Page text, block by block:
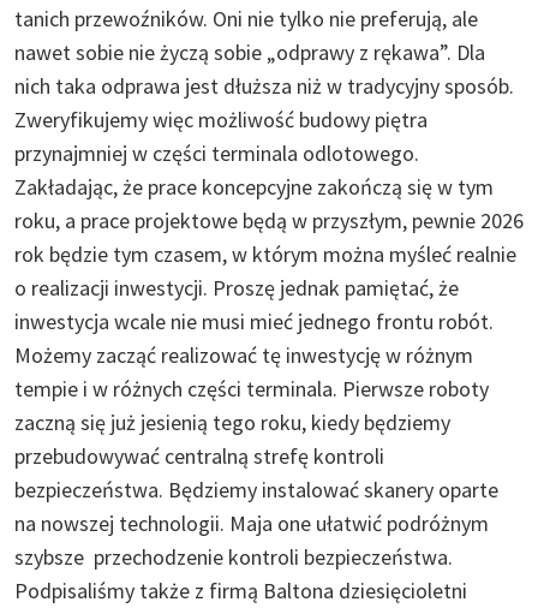
tanich przewoźników. Oni nie tylko nie preferują, ale
nawet sobie nie życzą sobie „odprawy z rękawa”. Dla
nich taka odprawa jest dłuższa niż w tradycyjny sposób.
Zweryfikujemy więc możliwość budowy piętra
przynajmniej w części terminala odlotowego.
Zakładając, że prace koncepcyjne zakończą się w tym
roku, a prace projektowe będą w przyszłym, pewnie 2026
rok będzie tym czasem, w którym można myśleć realnie
o realizacji inwestycji. Proszę jednak pamiętać, że
inwestycja wcale nie musi mieć jednego frontu robót.
Możemy zacząć realizować tę inwestycję w różnym
tempie i w różnych części terminala. Pierwsze roboty
zaczną się już jesienią tego roku, kiedy będziemy
przebudowywać centralną strefę kontroli
bezpieczeństwa. Będziemy instalować skanery oparte
na nowszej technologii. Maja one ułatwić podróżnym
szybsze przechodzenie kontroli bezpieczeństwa.
Podpisaliśmy także z firmą Baltona dziesięcioletni